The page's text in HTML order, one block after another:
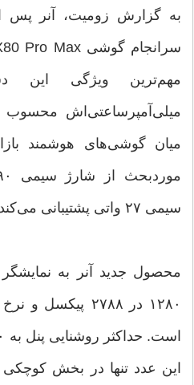
به گزارش زومیت، آنر پس
میلی‌آمپرساعتی‌اش
میان گوشی‌های هوشمند
سیمی ۲۷ واتی پشتیبانی می‌کند.
این عدد تنها در بخش